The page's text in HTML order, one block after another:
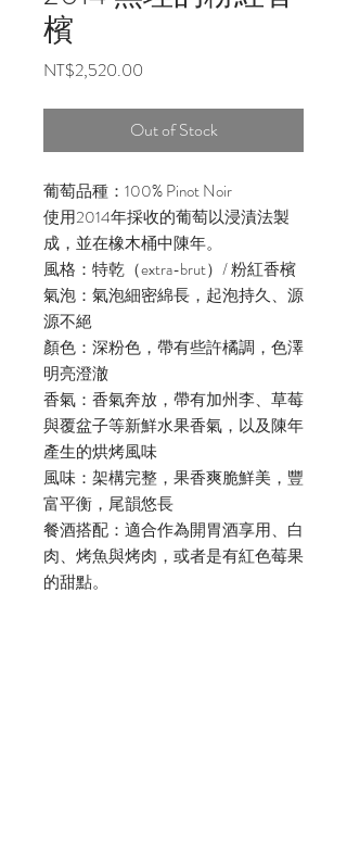
檳
NT$2,520.00
Out of Stock
葡萄品種：100% Pinot Noir
使用2014年採收的葡萄以浸漬法製
成，並在橡木桶中陳年。
風格：特乾（extra-brut）/ 粉紅香檳
氣泡：氣泡細密綿長，起泡持久、源
源不絕
顏色：深粉色，帶有些許橘調，色澤
明亮澄澈
香氣：香氣奔放，帶有加州李、草莓
與覆盆子等新鮮水果香氣，以及陳年
產生的烘烤風味
風味：架構完整，果香爽脆鮮美，豐
富平衡，尾韻悠長
餐酒搭配：適合作為開胃酒享用、白
肉、烤魚與烤肉，或者是有紅色莓果
的甜點。